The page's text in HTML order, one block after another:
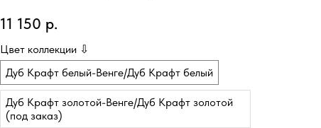
11 150 р.
Цвет коллекции ⇩
Дуб Крафт белый-Венге/Дуб Крафт белый
Дуб Крафт золотой-Венге/Дуб Крафт золотой
(под заказ)